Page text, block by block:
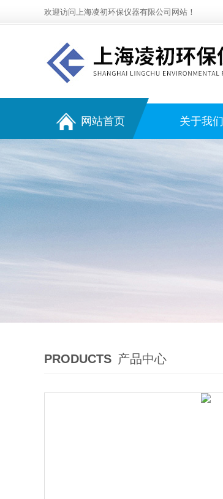
欢迎访问上海凌初环保仪器有限公司网站！
网站首页 关于我们
PRODUCTS 产品中心